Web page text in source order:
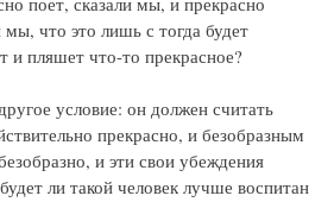
что это лишь с тогда будет
и пляшет что-то прекрасное?
условие: он должен считать
прекрасно, и безобразным
и эти свои убеждения
ли такой человек лучше воспитан